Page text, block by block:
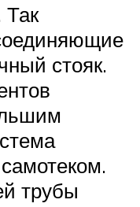
стояк.
трубы